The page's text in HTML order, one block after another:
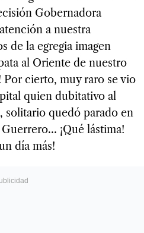
Gobernadora
a nuestra
de la egregia imagen
al Oriente de nuestro
cierto, muy raro se vio
quien dubitativo al
solitario quedó parado en
¡Qué lástima!
día más!